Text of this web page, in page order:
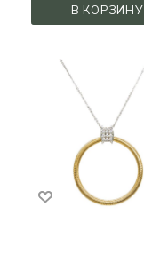
В КОРЗИНУ